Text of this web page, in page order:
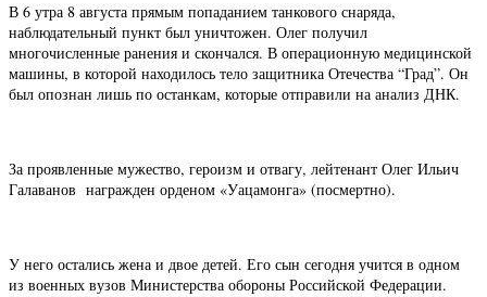
В 6 утра 8 августа прямым попаданием танкового снаряда,
наблюдательный пункт был уничтожен. Олег получил
многочисленные ранения и скончался. В операционную медицинской
машины, в которой находилось тело защитника Отечества “Град”. Он
был опознан лишь по останкам, которые отправили на анализ ДНК.
За проявленные мужество, героизм и отвагу, лейтенант Олег Ильич
Галаванов награжден орденом «Уацамонга» (посмертно).
У него остались жена и двое детей. Его сын сегодня учится в одном
из военных вузов Министерства обороны Российской Федерации.